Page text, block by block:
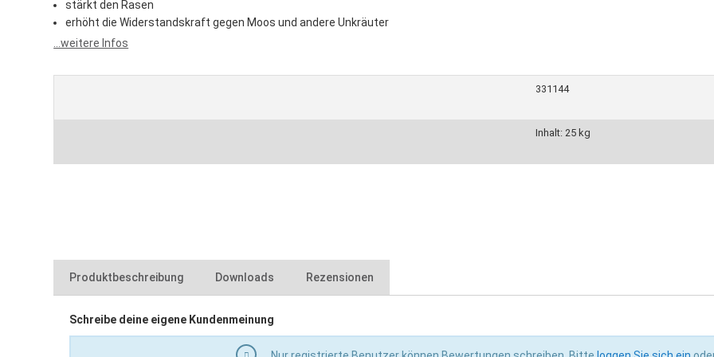
stärkt den Rasen
erhöht die Widerstandskraft gegen Moos und andere Unkräuter
...weitere Infos
331144
Inhalt: 25 kg
Produktbeschreibung
Vorteile:
fördert eine intensive Grünfärbung
Downloads
331144-eisenduenger-gekoernt-feso4-12-technisches-merkblatt.pdf (803.65 KB)
Rezensionen
Schreibe deine eigene Kundenmeinung